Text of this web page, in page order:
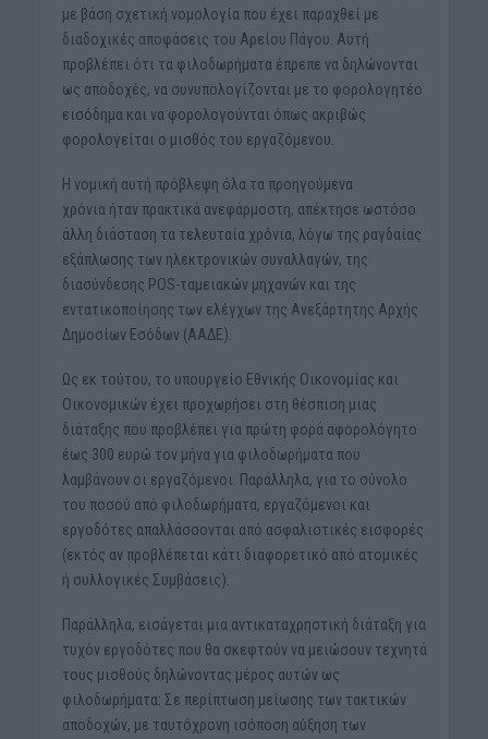
με βάση σχετική νομολογία που έχει παραχθεί με
διαδοχικές αποφάσεις του Αρείου Πάγου. Αυτή
προβλέπει ότι τα φιλοδωρήματα έπρεπε να δηλώνονται
ως αποδοχές, να συνυπολογίζονται με το φορολογητέο
εισόδημα και να φορολογούνται όπως ακριβώς
φορολογείται ο μισθός του εργαζόμενου.
Η νομική αυτή πρόβλεψη όλα τα προηγούμενα
χρόνια ήταν πρακτικά ανεφάρμοστη, απέκτησε ωστόσο
άλλη διάσταση τα τελευταία χρόνια, λόγω της ραγδαίας
εξάπλωσης των ηλεκτρονικών συναλλαγών, της
διασύνδεσης POS-ταμειακών μηχανών και της
εντατικοποίησης των ελέγχων της Ανεξάρτητης Αρχής
Δημοσίων Εσόδων (ΑΑΔΕ).
Ως εκ τούτου, το υπουργείο Εθνικής Οικονομίας και
Οικονομικών έχει προχωρήσει στη θέσπιση μιας
διάταξης που προβλέπει για πρώτη φορά αφορολόγητο
έως 300 ευρώ τον μήνα για φιλοδωρήματα που
λαμβάνουν οι εργαζόμενοι. Παράλληλα, για το σύνολο
του ποσού από φιλοδωρήματα, εργαζόμενοι και
εργοδότες απαλλάσσονται από ασφαλιστικές εισφορές
(εκτός αν προβλέπεται κάτι διαφορετικό από ατομικές
ή συλλογικές Συμβάσεις).
Παράλληλα, εισάγεται μια αντικαταχρηστική διάταξη για
τυχόν εργοδότες που θα σκεφτούν να μειώσουν τεχνητά
τους μισθούς δηλώνοντας μέρος αυτών ως
φιλοδωρήματα: Σε περίπτωση μείωσης των τακτικών
αποδοχών, με ταυτόχρονη ισόποση αύξηση των